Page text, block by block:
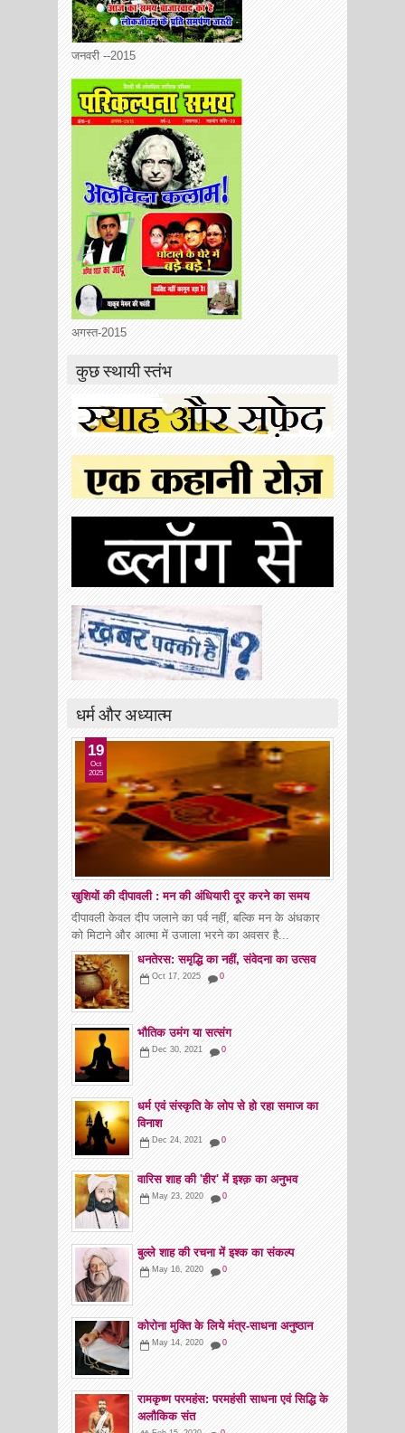
जनवरी --2015
अगस्त-2015
कुछ स्थायी स्तंभ
धर्म और अध्यात्म
खुशियों की दीपावली : मन की अंधियारी दूर करने का समय
19
Oct
2025
दीपावली केवल दीप जलाने का पर्व नहीं, बल्कि मन के अंधकार
को मिटाने और आत्मा में उजाला भरने का अवसर है...
धनतेरस: समृद्धि का नहीं, संवेदना का उत्सव
Oct 17, 2025 0
भौतिक उमंग या सत्संग
Dec 30, 2021 0
धर्म एवं संस्कृति के लोप से हो रहा समाज का
विनाश
Dec 24, 2021 0
वारिस शाह की 'हीर' में इश्क़ का अनुभव
May 23, 2020 0
बुल्ले शाह की रचना में इश्क का संकल्प
May 16, 2020 0
कोरोना मुक्ति के लिये मंत्र-साधना अनुष्ठान
May 14, 2020 0
रामकृष्ण परमहंस: परमहंसी साधना एवं सिद्धि के
अलौकिक संत